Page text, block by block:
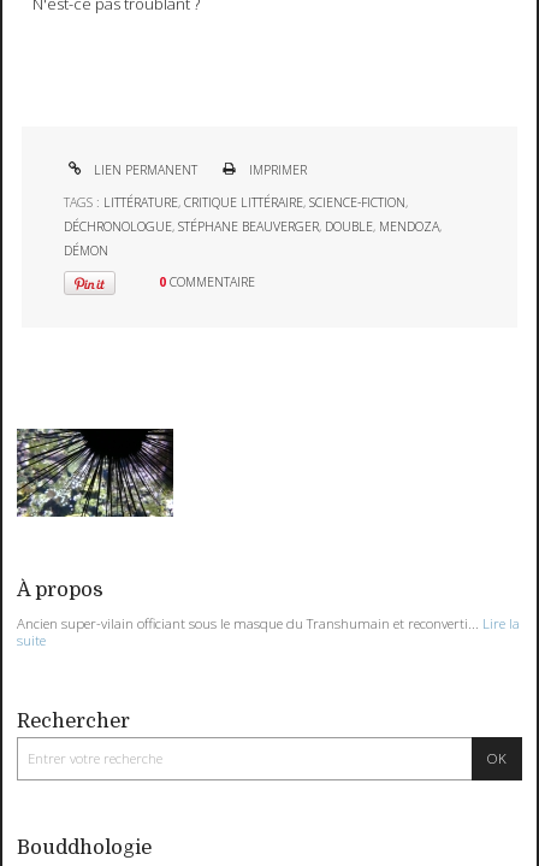
LIEN PERMANENT
IMPRIMER
TAGS : LITTÉRATURE,CRITIQUE LITTÉRAIRE,SCIENCE-FICTION,
DÉCHRONOLOGUE,STÉPHANE BEAUVERGER, DOUBLE, MENDOZA,
DÉMON
0 COMMENTAIRE
À propos
Ancien super-vilain officiant sous le masque du Transhumain et reconverti...
Lire la
suite
Rechercher
Bouddhologie